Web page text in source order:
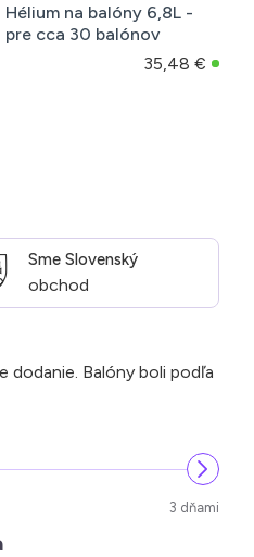
Hélium na balóny 6,8L -
pre cca 30 balónov
35,48 €
Sme Slovenský
obchod
dodanie. Balóny boli podľa
3 dňami